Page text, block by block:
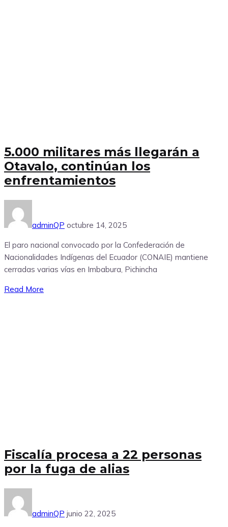
5.000 militares más llegarán a
Otavalo, continúan los
enfrentamientos
adminQP octubre 14, 2025
El paro nacional convocado por la Confederación de
Nacionalidades Indígenas del Ecuador (CONAIE) mantiene
cerradas varias vías en Imbabura, Pichincha
Read More
Fiscalía procesa a 22 personas
por la fuga de alias
adminQP junio 22, 2025